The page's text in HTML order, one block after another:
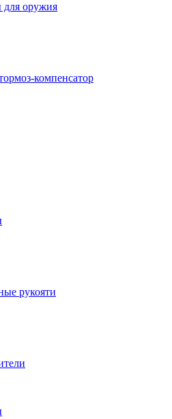
оружия
компенсатор
рукояти